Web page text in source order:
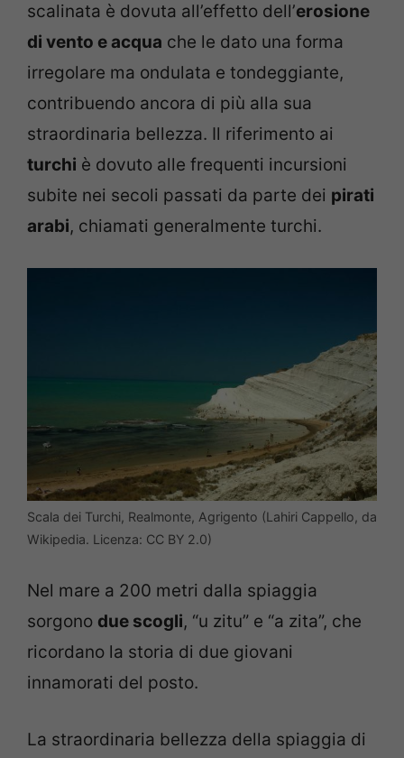
scalinata è dovuta all’effetto dell’erosione
di vento e acqua che le dato una forma
irregolare ma ondulata e tondeggiante,
contribuendo ancora di più alla sua
straordinaria bellezza. Il riferimento ai
turchi è dovuto alle frequenti incursioni
subite nei secoli passati da parte dei pirati
arabi, chiamati generalmente turchi.
Scala dei Turchi, Realmonte, Agrigento (Lahiri Cappello, da
Wikipedia. Licenza: CC BY 2.0)
Nel mare a 200 metri dalla spiaggia
sorgono due scogli, “u zitu” e “a zita”, che
ricordano la storia di due giovani
innamorati del posto.
La straordinaria bellezza della spiaggia di